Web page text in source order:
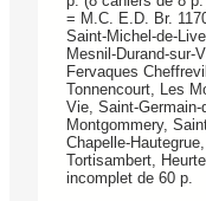
= M.C. E.D. Br.
Saint-Michel-de-
Mesnil-Durand-sur-
Fervaques
Tonnencourt, Les
Vie, Saint-
Montgommery,
Chapelle-
Tortisambert,
incomplet de 60 p.